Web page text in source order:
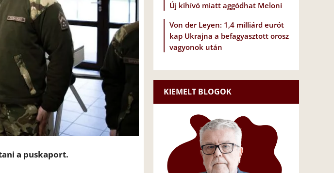
a puskaport.
Új kihívó miatt aggódhat Meloni
Von der Leyen: 1,4 milliárd eurót
kap Ukrajna a befagyasztott orosz
vagyonok után
KIEMELT BLOGOK